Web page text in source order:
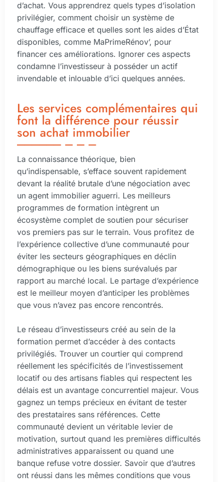
d’achat. Vous apprendrez quels types d’isolation
privilégier, comment choisir un système de
chauffage efficace et quelles sont les aides d’État
disponibles, comme MaPrimeRénov’, pour
financer ces améliorations. Ignorer ces aspects
condamne l’investisseur à posséder un actif
invendable et inlouable d’ici quelques années.
Les services complémentaires qui
font la différence pour réussir
son achat immobilier
La connaissance théorique, bien
qu’indispensable, s’efface souvent rapidement
devant la réalité brutale d’une négociation avec
un agent immobilier aguerri. Les meilleurs
programmes de formation intègrent un
écosystème complet de soutien pour sécuriser
vos premiers pas sur le terrain. Vous profitez de
l’expérience collective d’une communauté pour
éviter les secteurs géographiques en déclin
démographique ou les biens surévalués par
rapport au marché local. Le partage d’expérience
est le meilleur moyen d’anticiper les problèmes
que vous n’avez pas encore rencontrés.
Le réseau d’investisseurs créé au sein de la
formation permet d’accéder à des contacts
privilégiés. Trouver un courtier qui comprend
réellement les spécificités de l’investissement
locatif ou des artisans fiables qui respectent les
délais est un avantage concurrentiel majeur. Vous
gagnez un temps précieux en évitant de tester
des prestataires sans références. Cette
communauté devient un véritable levier de
motivation, surtout quand les premières difficultés
administratives apparaissent ou quand une
banque refuse votre dossier. Savoir que d’autres
ont réussi dans les mêmes conditions que vous